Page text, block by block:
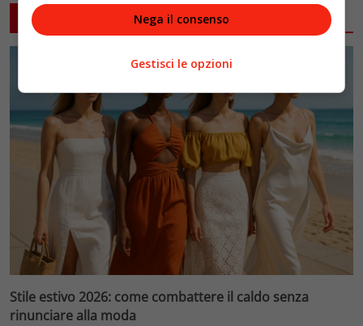
ARTICOLI CORRELATI
Stile estivo 2026: come combattere il caldo senza
rinunciare alla moda
Nega il consenso
Gestisci le opzioni